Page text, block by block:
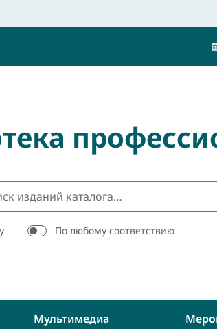
По любому соответствию
Мультимедиа